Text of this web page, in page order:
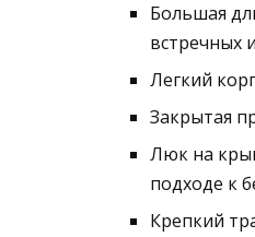
Большая
встречных
Легкий
Закрытая
Люк на
подходе к
Крепкий